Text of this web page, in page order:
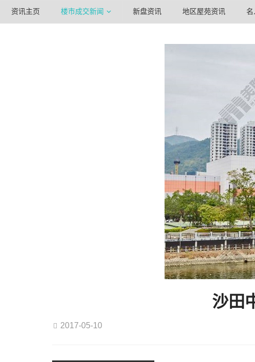
资讯主页 楼市成交新闻 新盘资讯 地区屋苑资讯
沙田
2017-05-10